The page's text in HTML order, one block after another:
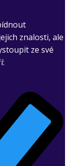
znalosti, ale
ze své